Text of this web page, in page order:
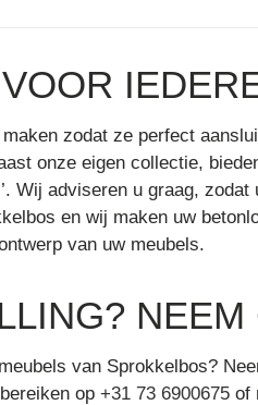
zodat ze perfect
onze eigen collectie,
Wij adviseren u graag,
en wij maken uw
van uw meubels.
NEEM
van Sprokkelbos?
op +31 73 6900675 of